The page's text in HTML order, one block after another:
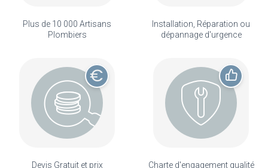
Plus de 10 000 Artisans
Plombiers
Installation, Réparation ou
dépannage d'urgence
Devis Gratuit et prix
Charte d'engagement qualité